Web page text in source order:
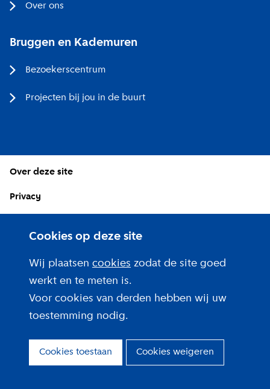
Cookies op deze site
Wij plaatsen cookies zodat de site goed
werkt en te meten is.
Voor cookies van derden hebben wij uw
toestemming nodig.
Cookies toestaan Cookies weigeren
Over ons
Bruggen en Kademuren
Bezoekerscentrum
Projecten bij jou in de buurt
Over deze site
Privacy